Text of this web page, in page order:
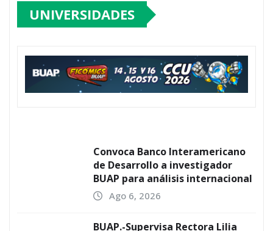
UNIVERSIDADES
Convoca Banco Interamericano
de Desarrollo a investigador
BUAP para análisis internacional
Ago 6, 2026
BUAP.-Supervisa Rectora Lilia